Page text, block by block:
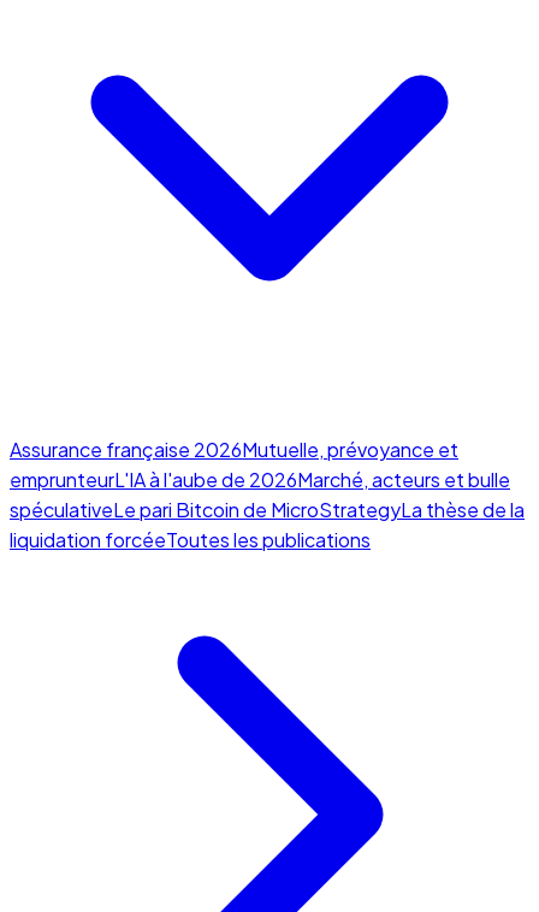
Assurance française 2026Mutuelle, prévoyance et
emprunteurL'IA à l'aube de 2026Marché, acteurs et bulle
spéculativeLe pari Bitcoin de MicroStrategyLa thèse de la
liquidation forcéeToutes les publications